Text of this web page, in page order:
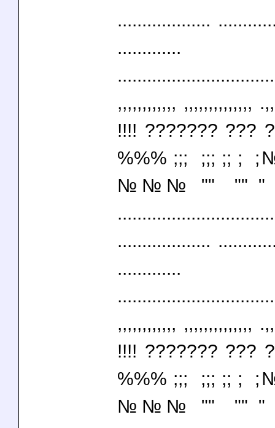
...................
.............
,,,,,,,,,,,, ,,,,,,,,,,,,,,
!!!! ??????? ???
%%% ;;; ;;; ;;
№№№ "" "" " "
...................
.............
,,,,,,,,,,,, ,,,,,,,,,,,,,,
!!!! ??????? ???
%%% ;;; ;;; ;;
№№№ "" "" " "